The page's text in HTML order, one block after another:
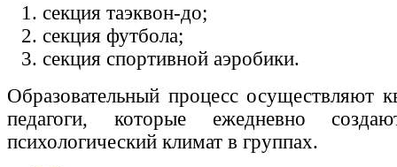
секция таэквон-до;
секция футбола;
секция спортивной аэробики.
Образовательный процесс осуществляют
педагоги, которые ежедневно
психологический климат в группах.